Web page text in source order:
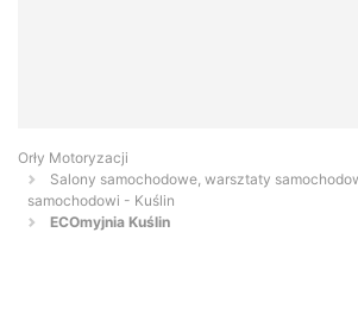
Orły Motoryzacji
Salony samochodowe, warsztaty
samochodowi - Kuślin
ECOmyjnia Kuślin